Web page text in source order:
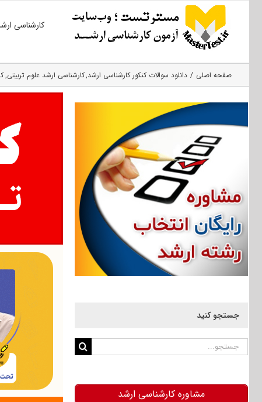
کارشناسی
صفحه اصلی دانلود سوالات کنکور کارشناسی ارشد کارشناسی ارشد علوم تربیتی
جستجو کنید
جستجو
مشاوره کارشناسی ارشد